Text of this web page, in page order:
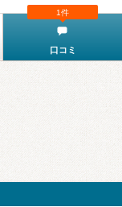
口コミ
1件